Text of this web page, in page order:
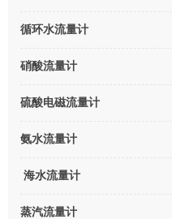
循环水流量计
硝酸流量计
硫酸电磁流量计
氨水流量计
海水流量计
蒸汽流量计